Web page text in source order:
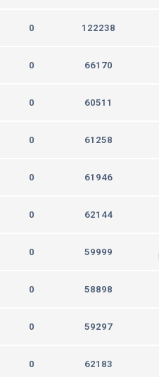
0 122238
0 66170
0 60511
0 61258
0 61946
0 62144
0 59999
0 58898
0 59297
0 62183